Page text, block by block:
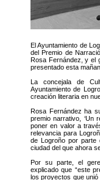
El Ayuntamiento de
del Premio de
Rosa Fernández, y el
presentado esta
La concejala de
Ayuntamiento de
creación literaria en
Rosa Fernández ha
premio narrativo, ‘Un
poner en valor a
relevancia para
de Logroño por parte
ciudad del que ahora
Por su parte, el
explicado que “este
los proyectos que unió